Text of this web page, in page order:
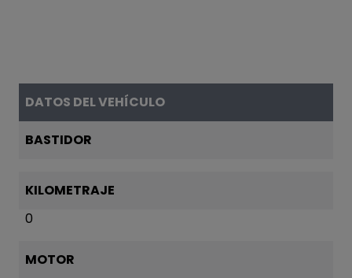
DATOS DEL VEHÍCULO
BASTIDOR
KILOMETRAJE
0
MOTOR